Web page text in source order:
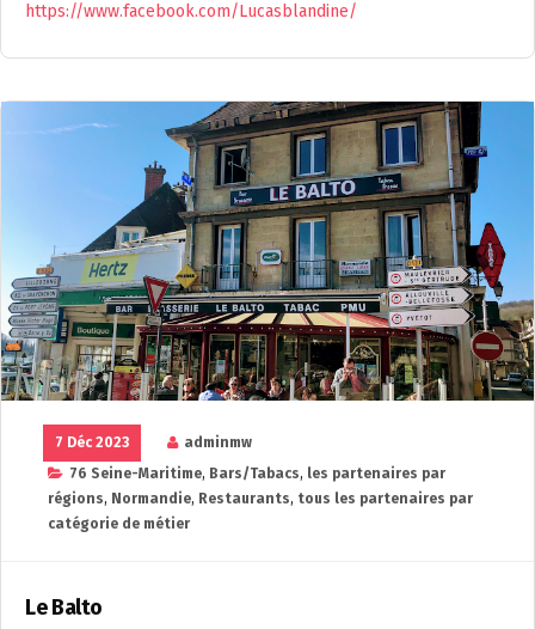
https://www.facebook.com/Lucasblandine/
7 Déc 2023
adminmw
76 Seine-Maritime, Bars/Tabacs, les partenaires par
régions, Normandie, Restaurants, tous les partenaires par
catégorie de métier
Le Balto